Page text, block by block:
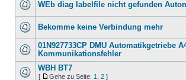
WEb diag labelfile nicht gefunden
Bekomme keine Verbindung mehr
01N927733CP DMU Automatikgetriebe
Kommunikationsfehler
WBH BT7
[ Gehe zu Seite: 1 2 ]